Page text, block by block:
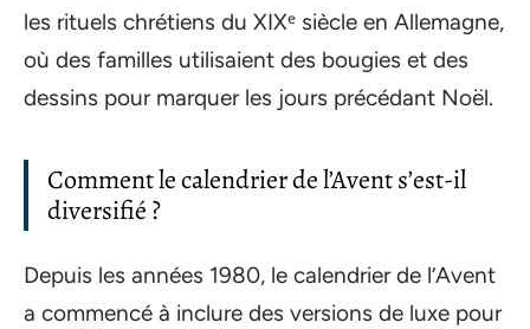
les rituels chrétiens du XIXᵉ siècle en Allemagne,
où des familles utilisaient des bougies et des
dessins pour marquer les jours précédant Noël.
Comment le calendrier de l’Avent s’est-il
diversifié ?
Depuis les années 1980, le calendrier de l’Avent
a commencé à inclure des versions de luxe pour